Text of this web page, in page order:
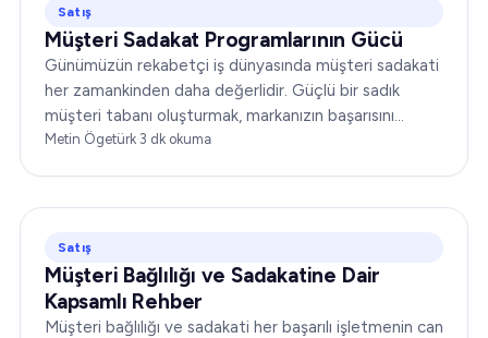
Satış
Müşteri Sadakat Programlarının Gücü
Günümüzün rekabetçi iş dünyasında müşteri sadakati
her zamankinden daha değerlidir. Güçlü bir sadık
müşteri tabanı oluşturmak, markanızın başarısını
önemli ölçüde artırabilir. Bu yazıda…
Metin Ögetürk·3 dk okuma
Satış
Müşteri Bağlılığı ve Sadakatine Dair
Kapsamlı Rehber
Müşteri bağlılığı ve sadakati her başarılı işletmenin can